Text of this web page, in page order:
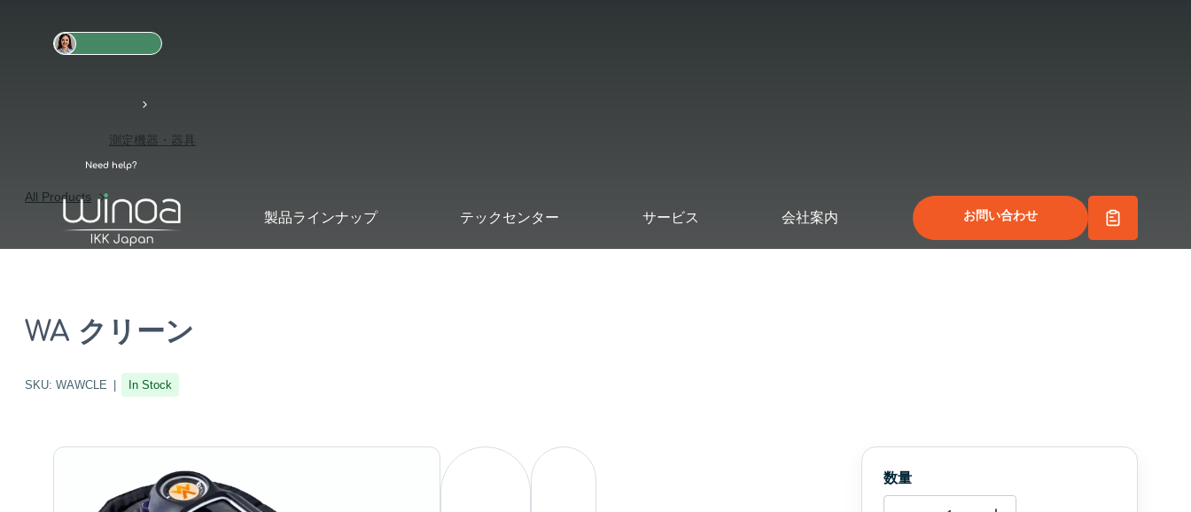
Need help?
製品ラインナップ テックセンター サービス 会社案内 お問い合わせ
All Products
測定機器・器具
WA クリーン
SKU: WAWCLE In Stock
数量